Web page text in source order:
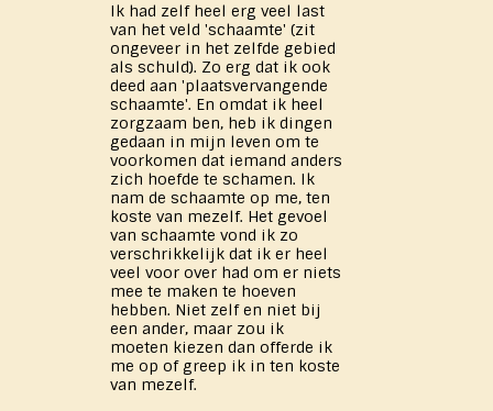
Ik had zelf heel erg veel last
van het veld 'schaamte' (zit
ongeveer in het zelfde gebied
als schuld). Zo erg dat ik ook
deed aan 'plaatsvervangende
schaamte'. En omdat ik heel
zorgzaam ben, heb ik dingen
gedaan in mijn leven om te
voorkomen dat iemand anders
zich hoefde te schamen. Ik
nam de schaamte op me, ten
koste van mezelf. Het gevoel
van schaamte vond ik zo
verschrikkelijk dat ik er heel
veel voor over had om er niets
mee te maken te hoeven
hebben. Niet zelf en niet bij
een ander, maar zou ik
moeten kiezen dan ​offerde ik
me op of greep ik in ten koste
van mezelf.